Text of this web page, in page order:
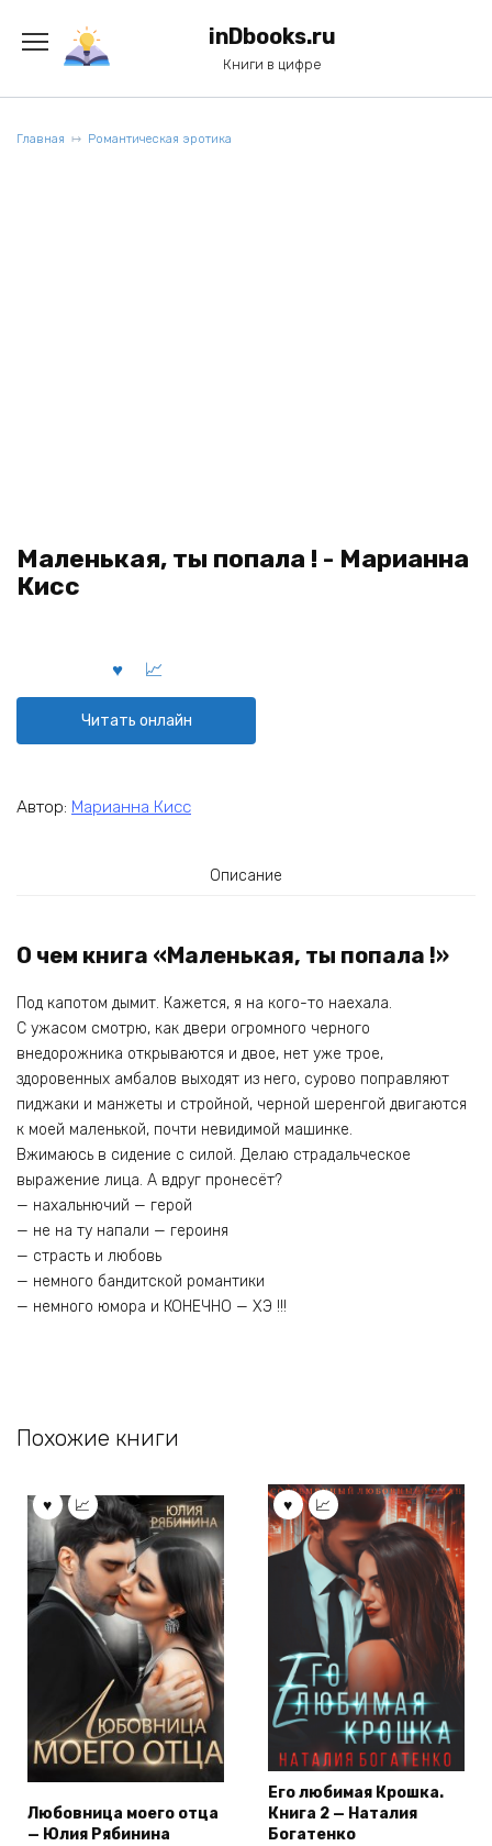
содержанию
inDbooks.ru
Книги в цифре
Главная Романтическая эротика
Маленькая, ты попала ! - Марианна
Кисс
Читать онлайн
Автор: Марианна Кисс
Описание
О чем книга «Маленькая, ты попала !»
Под капотом дымит. Кажется, я на кого-то наехала.
С ужасом смотрю, как двери огромного черного
внедорожника открываются и двое, нет уже трое,
здоровенных амбалов выходят из него, сурово поправляют
пиджаки и манжеты и стройной, черной шеренгой двигаются
к моей маленькой, почти невидимой машинке.
Вжимаюсь в сидение с силой. Делаю страдальческое
выражение лица. А вдруг пронесёт?
— нахальнючий — герой
— не на ту напали — героиня
— страсть и любовь
— немного бандитской романтики
— немного юмора и КОНЕЧНО — ХЭ !!!
Похожие книги
Любовница моего отца
— Юлия Рябинина
Его любимая Крошка.
Книга 2 — Наталия
Богатенко